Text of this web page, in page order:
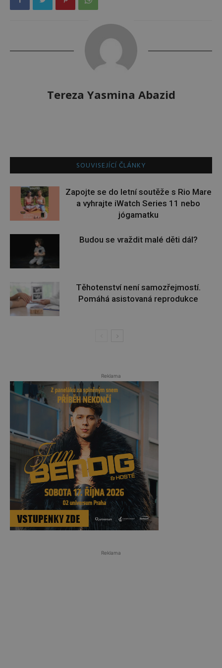
Tereza Yasmina Abazid
SOUVISEJÍCÍ ČLÁNKY
Zapojte se do letní soutěže s Rio Mare
a vyhrajte iWatch Series 11 nebo
jógamatku
Budou se vraždit malé děti dál?
Těhotenství není samozřejmostí.
Pomáhá asistovaná reprodukce
Reklama
Reklama